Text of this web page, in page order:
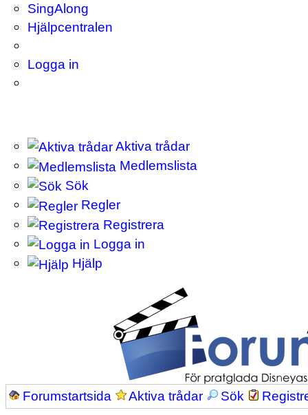
SingAlong
Hjälpcentralen
Logga in
Aktiva trådar
Medlemslista
Sök
Regler
Registrera
Logga in
Hjälp
Forumstartsida Aktiva trådar Sök